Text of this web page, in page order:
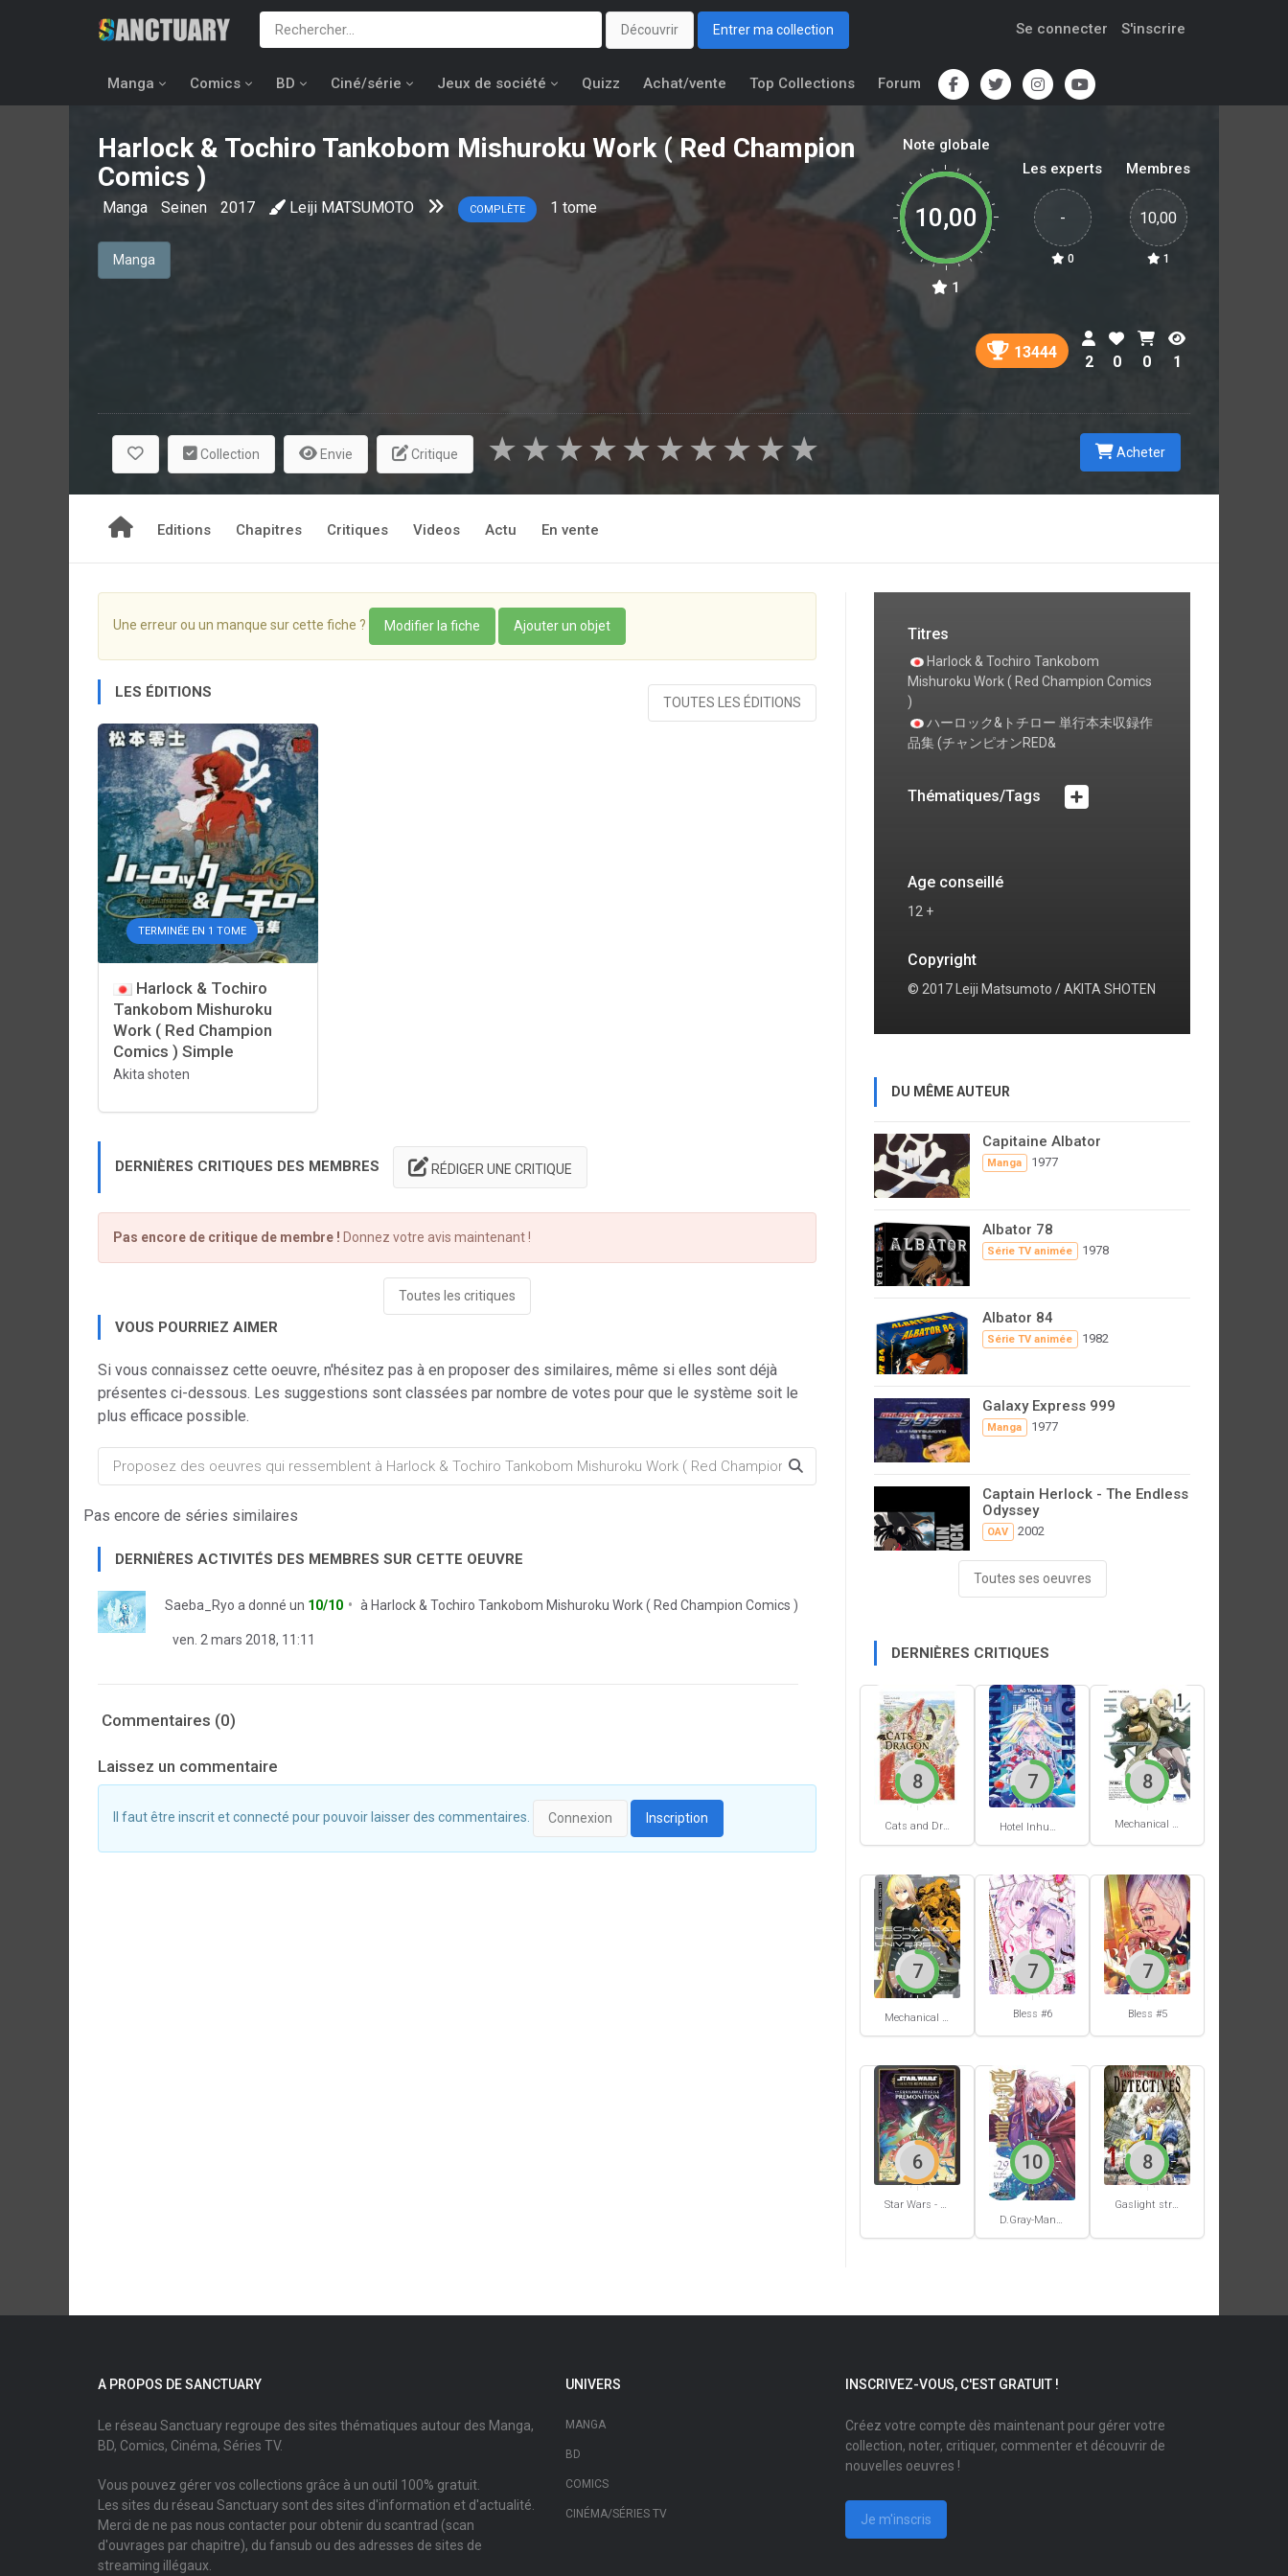
Découvrir Entrer ma collection Se connecter S'inscrire
Manga Comics BD Ciné/série Jeux de société Quizz Achat/vente Top Collections Forum
Harlock & Tochiro Tankobom Mishuroku Work ( Red Champion
Comics )
Manga Seinen 2017 Leiji MATSUMOTO COMPLÈTE 1 tome
Manga
Note globale
10,00
1
Les experts
-
0
Membres
10,00
1
13444
2 0 0 1
Collection Envie Critique ★
★
★
★
★
★
★
★
★
★ Acheter
Editions Chapitres Critiques Videos Actu En vente
Une erreur ou un manque sur cette fiche ? Modifier la fiche Ajouter un objet
LES ÉDITIONS
TOUTES LES ÉDITIONS
TERMINÉE EN 1 TOME
Harlock & Tochiro
Tankobom Mishuroku
Work ( Red Champion
Comics ) Simple
Akita shoten
DERNIÈRES CRITIQUES DES MEMBRES RÉDIGER UNE CRITIQUE
Pas encore de critique de membre ! Donnez votre avis maintenant !
Toutes les critiques
VOUS POURRIEZ AIMER
Si vous connaissez cette oeuvre, n'hésitez pas à en proposer des similaires, même si elles sont déjà
présentes ci-dessous. Les suggestions sont classées par nombre de votes pour que le système soit le
plus efficace possible.
Pas encore de séries similaires
DERNIÈRES ACTIVITÉS DES MEMBRES SUR CETTE OEUVRE
Saeba_Ryo a donné un 10/10 à Harlock & Tochiro Tankobom Mishuroku Work ( Red Champion Comics )
ven. 2 mars 2018, 11:11
Commentaires (0)
Laissez un commentaire
Il faut être inscrit et connecté pour pouvoir laisser des commentaires. Connexion Inscription
Titres
Harlock & Tochiro Tankobom
Mishuroku Work ( Red Champion Comics
)
ハーロック&トチロー 単行本未収録作
品集 (チャンピオンRED&
Thématiques/Tags
Age conseillé
12 +
Copyright
© 2017 Leiji Matsumoto / AKITA SHOTEN
DU MÊME AUTEUR
Capitaine Albator
Manga 1977
Albator 78
Série TV animée 1978
Albator 84
Série TV animée 1982
Galaxy Express 999
Manga 1977
Captain Herlock - The Endless
Odyssey
OAV 2002
Toutes ses oeuvres
DERNIÈRES CRITIQUES
Cats and Dragon #3
8
Hotel Inhumans #1
7
Mechanical Buddy Universe #1
8
Mechanical Buddy Universe #0
7
Bless #6
7
Bless #5
7
6
D.Gray-Man #29
10 8
A PROPOS DE SANCTUARY
Le réseau Sanctuary regroupe des sites thématiques autour des Manga,
BD, Comics, Cinéma, Séries TV.
Vous pouvez gérer vos collections grâce à un outil 100% gratuit.
Les sites du réseau Sanctuary sont des sites d'information et d'actualité.
Merci de ne pas nous contacter pour obtenir du scantrad (scan
d'ouvrages par chapitre), du fansub ou des adresses de sites de
streaming illégaux.
UNIVERS
MANGA
BD
COMICS
CINÉMA/SÉRIES TV
INSCRIVEZ-VOUS, C'EST GRATUIT !
Créez votre compte dès maintenant pour gérer votre
collection, noter, critiquer, commenter et découvrir de
nouvelles oeuvres !
Je m'inscris